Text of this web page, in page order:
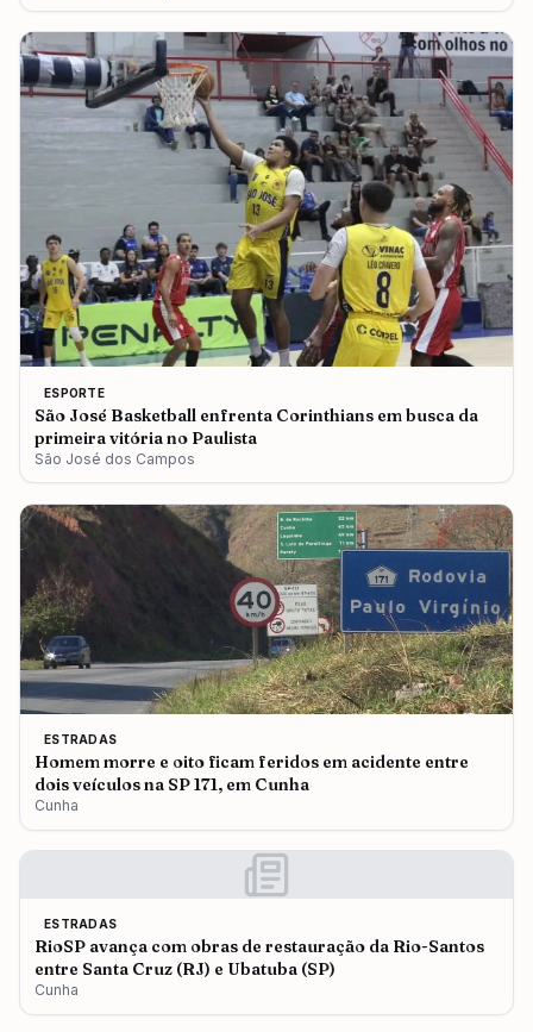
ESPORTE
São José Basketball enfrenta Corinthians em busca da
primeira vitória no Paulista
São José dos Campos
ESTRADAS
Homem morre e oito ficam feridos em acidente entre
dois veículos na SP 171, em Cunha
Cunha
ESTRADAS
RioSP avança com obras de restauração da Rio-Santos
entre Santa Cruz (RJ) e Ubatuba (SP)
Cunha